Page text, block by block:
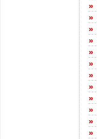
»
»
»
»
»
»
»
»
»
»
»
»